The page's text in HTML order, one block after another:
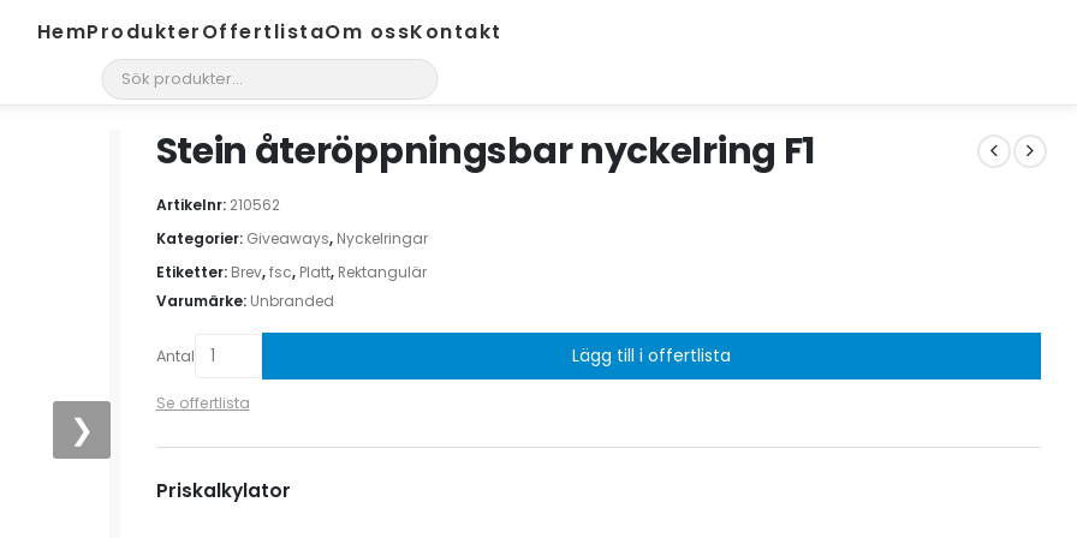
HemProdukterOffertlistaOm ossKontakt
❯
Stein återöppningsbar nyckelring F1
Artikelnr: 210562
Kategorier: Giveaways, Nyckelringar
Etiketter: Brev,fsc, Platt, Rektangulär
Varumärke: Unbranded
Antal Lägg till i offertlista
Se offertlista
Priskalkylator